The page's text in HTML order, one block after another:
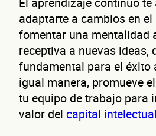
adaptarte a cambios en el
fomentar una mentalidad
receptiva a nuevas ideas,
fundamental para el éxito
igual manera, promueve
tu equipo de trabajo para
valor del capital intelectual